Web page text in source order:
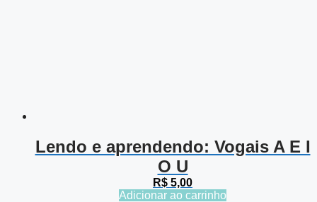
Lendo e aprendendo: Vogais A E I
O U
R$ 5,00
Adicionar ao carrinho